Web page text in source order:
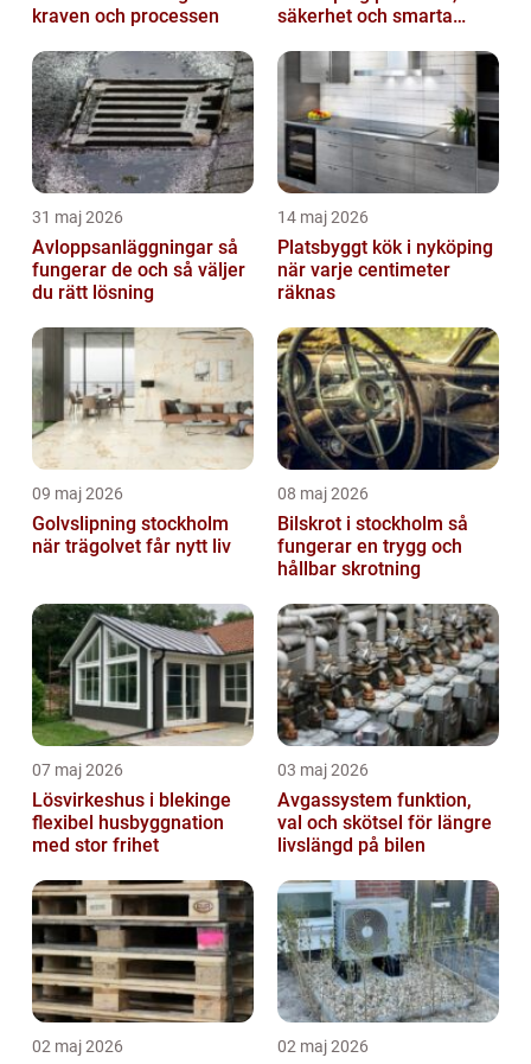
kraven och processen
säkerhet och smarta
31 maj 2026
Avloppsanläggningar så
fungerar de och så väljer
du rätt lösning
14 maj 2026
Platsbyggt kök i nyköping
när varje centimeter
räknas
09 maj 2026
Golvslipning stockholm
när trägolvet får nytt liv
08 maj 2026
Bilskrot i stockholm så
fungerar en trygg och
hållbar skrotning
07 maj 2026
Lösvirkeshus i blekinge
flexibel husbyggnation
med stor frihet
03 maj 2026
Avgassystem funktion,
val och skötsel för längre
livslängd på bilen
02 maj 2026 02 maj 2026